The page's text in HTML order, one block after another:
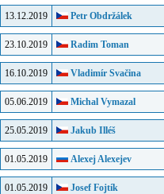
13.12.2019 Petr Obdržálek
23.10.2019 Radim Toman
16.10.2019 Vladimír Svačina
05.06.2019 Michal Vymazal
25.05.2019 Jakub Illéš
01.05.2019 Alexej Alexejev
01.05.2019 Josef Fojtík